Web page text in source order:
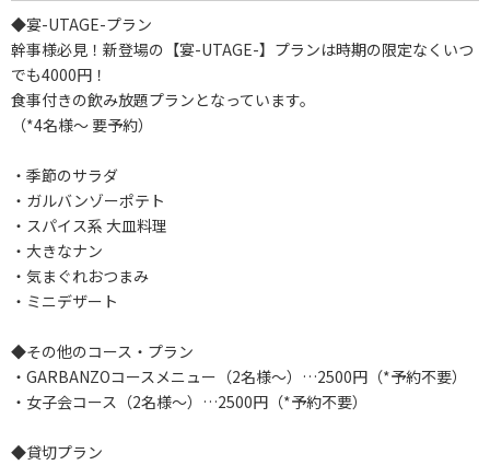
◆宴-UTAGE-プラン
幹事様必見！新登場の【宴-UTAGE-】プランは時期の限定なくいつ
でも4000円！
食事付きの飲み放題プランとなっています。
（*4名様～ 要予約）
・季節のサラダ
・ガルバンゾーポテト
・スパイス系 大皿料理
・大きなナン
・気まぐれおつまみ
・ミニデザート
◆その他のコース・プラン
・GARBANZOコースメニュー（2名様～）…2500円（*予約不要）
・女子会コース（2名様～）…2500円（*予約不要）
◆貸切プラン